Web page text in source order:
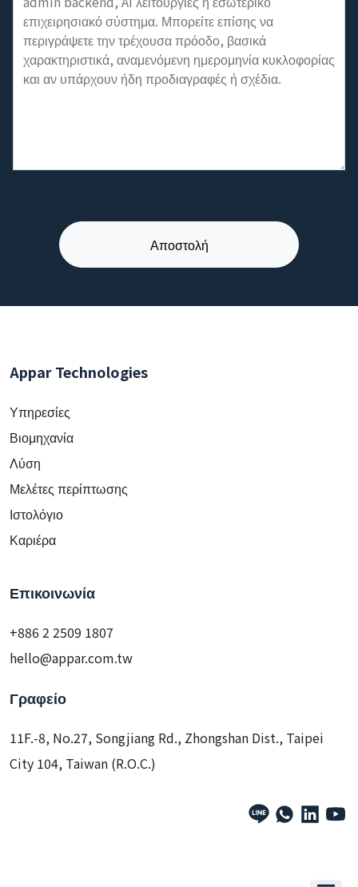
Υπηρεσίες
Βιομηχανία
Λύση
Μελέτες περίπτωσης
Ιστολόγιο
+886 2 2509 1807
11F.-8, No.27, Songjiang Rd., Zhongshan Dist., Taipei